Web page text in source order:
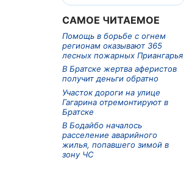
САМОЕ ЧИТАЕМОЕ
Помощь в борьбе с огнем
регионам оказывают 365
лесных пожарных Приангарья
В Братске жертва аферистов
получит деньги обратно
Участок дороги на улице
Гагарина отремонтируют в
Братске
В Бодайбо началось
расселение аварийного
жилья, попавшего зимой в
зону ЧС